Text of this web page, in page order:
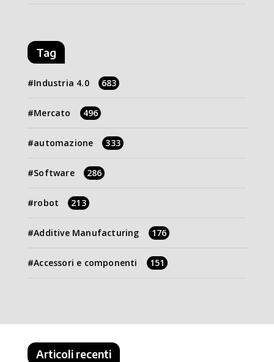
Tag
Industria 4.0 683
Mercato 496
automazione 333
Software 286
robot 213
Additive Manufacturing 176
Accessori e componenti 151
Articoli recenti